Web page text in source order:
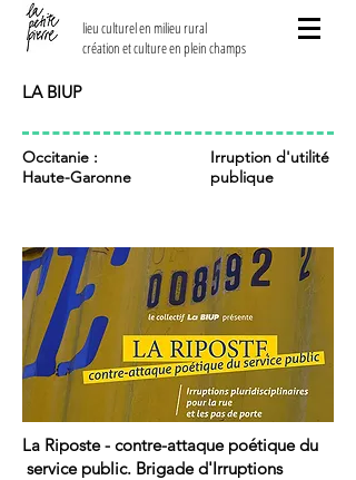
lieu culturel en milieu rural
création et culture en plein champs
LA BIUP
Occitanie :
Haute-Garonne
Irruption d'utilité
publique
La Riposte - contre-attaque poétique du
service public. Brigade d'Irruptions